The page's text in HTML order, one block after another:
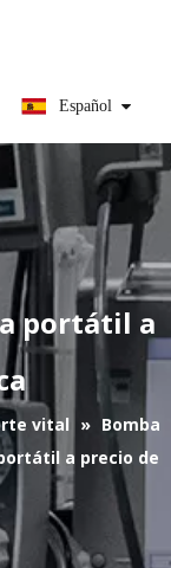
portátil a
vital
Bomba
a precio de